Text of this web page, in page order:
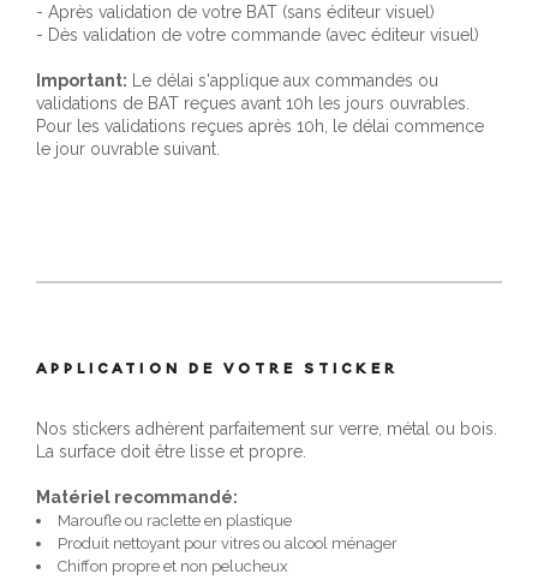
- Après validation de votre BAT (sans éditeur visuel)
- Dès validation de votre commande (avec éditeur visuel)
Important: Le délai s'applique aux commandes ou
validations de BAT reçues avant 10h les jours ouvrables.
Pour les validations reçues après 10h, le délai commence
le jour ouvrable suivant.
APPLICATION DE VOTRE STICKER
Nos stickers adhèrent parfaitement sur verre, métal ou bois.
La surface doit être lisse et propre.
Matériel recommandé:
Maroufle ou raclette en plastique
Produit nettoyant pour vitres ou alcool ménager
Chiffon propre et non pelucheux